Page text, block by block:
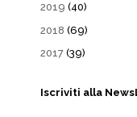
2019 (40)
2018 (69)
2017 (39)
Iscriviti alla